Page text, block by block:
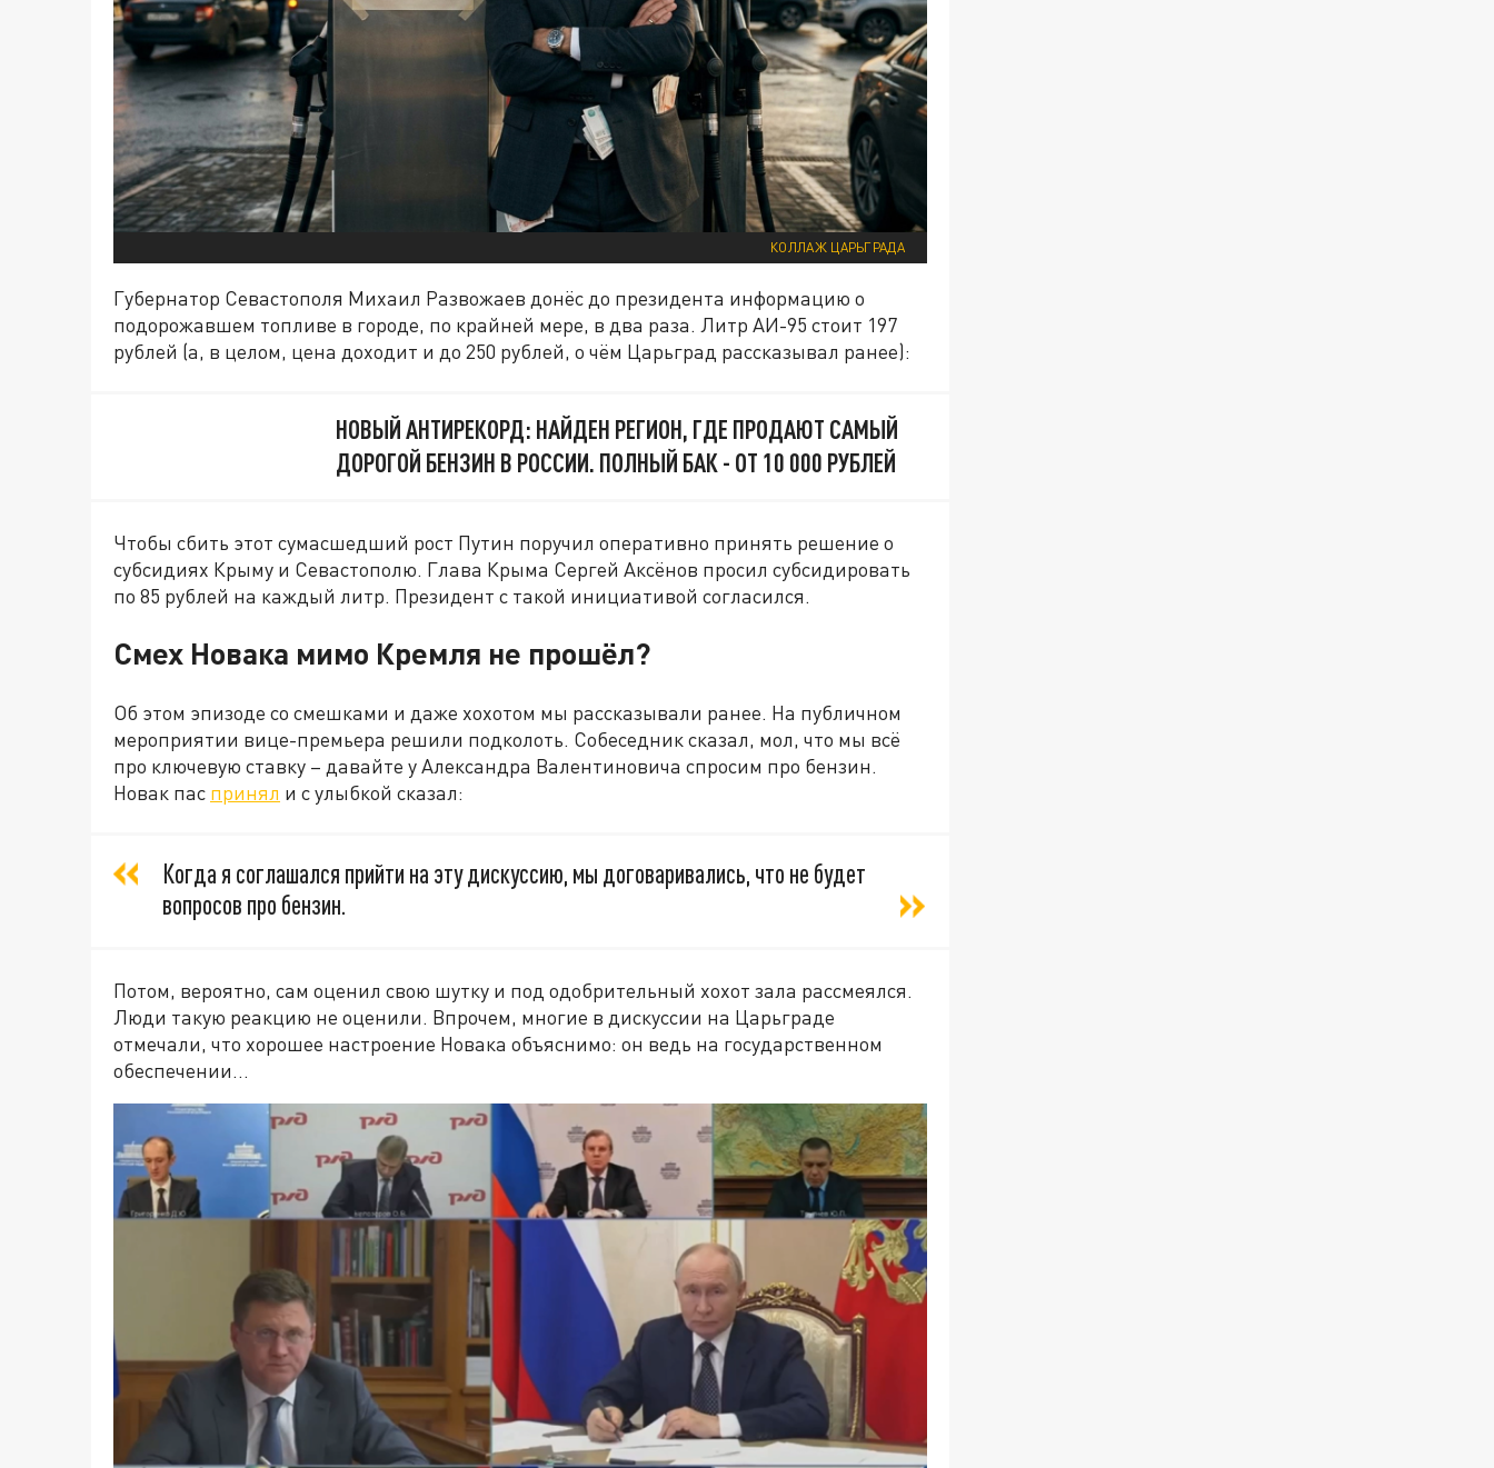
КОЛЛАЖ ЦАРЬГРАДА
Губернатор Севастополя Михаил Развожаев донёс до президента информацию о
подорожавшем топливе в городе, по крайней мере, в два раза. Литр АИ-95 стоит 197
рублей (а, в целом, цена доходит и до 250 рублей, о чём Царьград рассказывал ранее):
НОВЫЙ АНТИРЕКОРД: НАЙДЕН РЕГИОН, ГДЕ ПРОДАЮТ САМЫЙ
ДОРОГОЙ БЕНЗИН В РОССИИ. ПОЛНЫЙ БАК - ОТ 10 000 РУБЛЕЙ
Чтобы сбить этот сумасшедший рост Путин поручил оперативно принять решение о
субсидиях Крыму и Севастополю. Глава Крыма Сергей Аксёнов просил субсидировать
по 85 рублей на каждый литр. Президент с такой инициативой согласился.
Смех Новака мимо Кремля не прошёл?
Об этом эпизоде со смешками и даже хохотом мы рассказывали ранее. На публичном
мероприятии вице-премьера решили подколоть. Собеседник сказал, мол, что мы всё
про ключевую ставку – давайте у Александра Валентиновича спросим про бензин.
Новак пас принял и с улыбкой сказал:
Когда я соглашался прийти на эту дискуссию, мы договаривались, что не будет
вопросов про бензин.
Потом, вероятно, сам оценил свою шутку и под одобрительный хохот зала рассмеялся.
Люди такую реакцию не оценили. Впрочем, многие в дискуссии на Царьграде
отмечали, что хорошее настроение Новака объяснимо: он ведь на государственном
обеспечении…